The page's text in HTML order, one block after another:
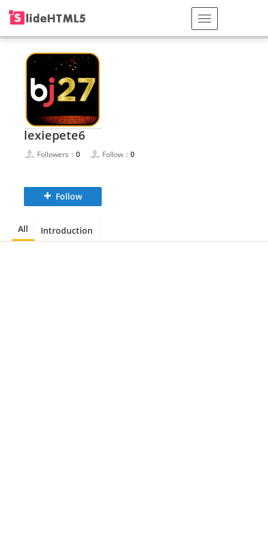
lexiepete6
Followers： 0 Follow： 0
Follow
All Introduction